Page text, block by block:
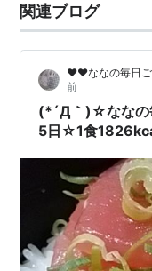
関連ブログ
♥♥ななの毎日
前
(*´Д｀)☆ななの
5日☆1食